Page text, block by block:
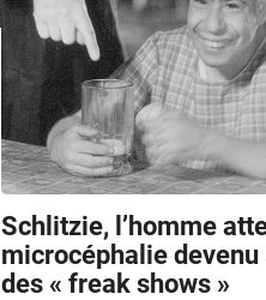
Schlitzie, l’homme
microcéphalie devenu
des « freak shows »